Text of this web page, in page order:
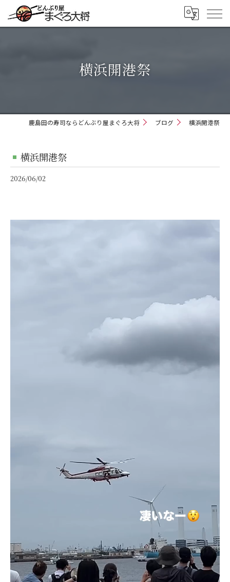
横浜開港祭
鹿島田の寿司ならどんぶり屋まぐろ大将 ブログ 横浜開港祭
横浜開港祭
2026/06/02